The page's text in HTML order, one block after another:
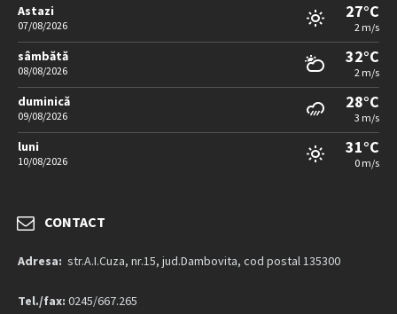
Astazi
07/08/2026
27°C
2 m/s
sâmbătă
08/08/2026
32°C
2 m/s
duminică
09/08/2026
28°C
3 m/s
luni
10/08/2026
31°C
0 m/s
CONTACT
Adresa: str.A.I.Cuza, nr.15, jud.Dambovita, cod postal 135300
Tel./fax: 0245/667.265